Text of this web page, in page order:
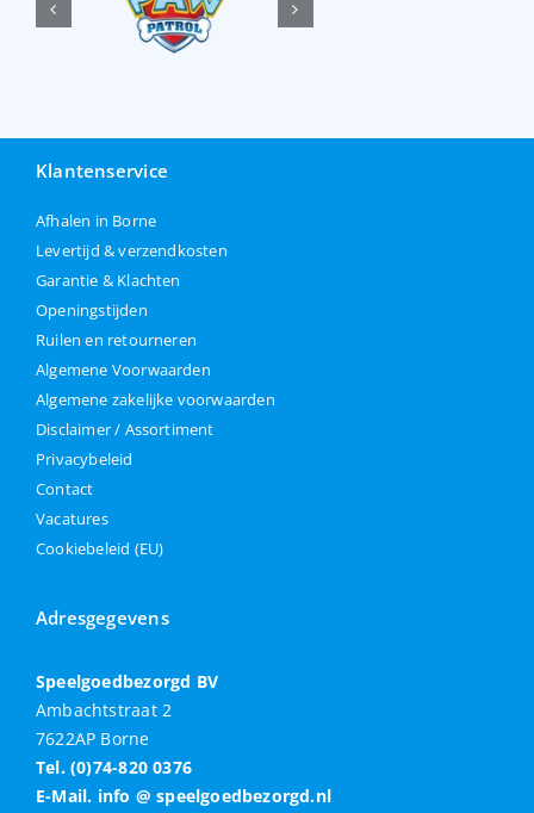
Klantenservice
Afhalen in Borne
Levertijd & verzendkosten
Garantie & Klachten
Openingstijden
Ruilen en retourneren
Algemene Voorwaarden
Algemene zakelijke voorwaarden
Disclaimer / Assortiment
Privacybeleid
Contact
Vacatures
Cookiebeleid (EU)
Adresgegevens
Speelgoedbezorgd BV
Ambachtstraat 2
7622AP Borne
Tel. (0)74-820 0376
E-Mail. info @ speelgoedbezorgd.nl